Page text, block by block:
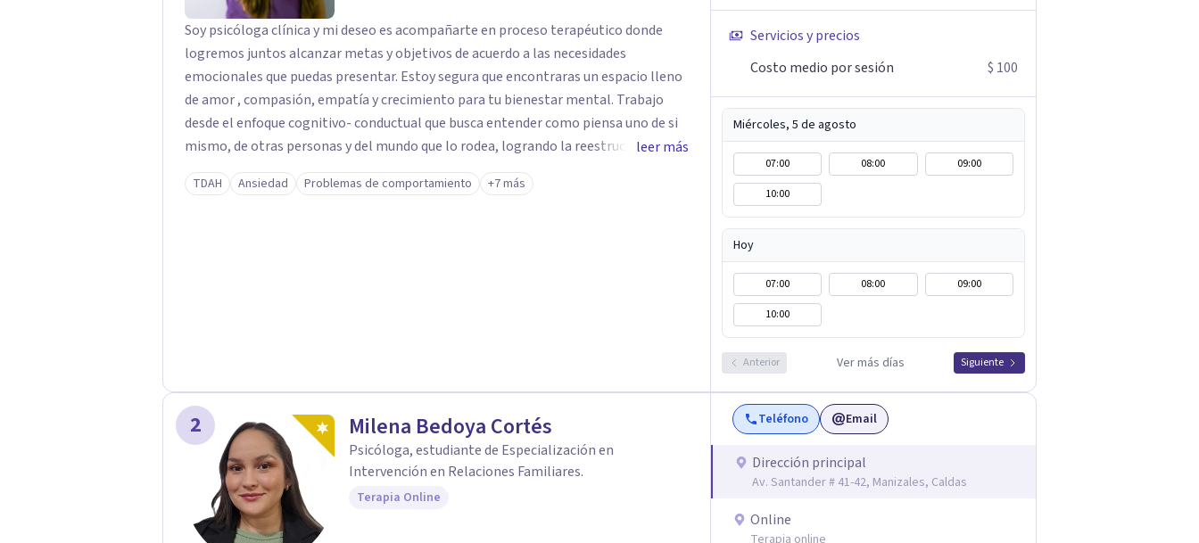
Soy psicóloga clínica y mi deseo es acompañarte en proceso terapéutico donde
logremos juntos alcanzar metas y objetivos de acuerdo a las necesidades
emocionales que puedas presentar. Estoy segura que encontraras un espacio lleno
de amor , compasión, empatía y crecimiento para tu bienestar mental. Trabajo
desde el enfoque cognitivo- conductual que busca entender como piensa uno de si
mismo, de otras personas y del mundo que lo rodea, logrando la reestructuración
de comportamientos y pensamientos desadaptativos que pueden generar
problemáticas en la vida cotidiana . Brindo atención para niños, adolescentes,
leer más
TDAH Ansiedad Problemas de comportamiento +7 más
Servicios y precios
Costo medio por sesión
$ 100
Miércoles, 5 de agosto
07:00 08:00
09:00
10:00
Hoy
07:00 08:00
09:00
10:00
Anterior Ver más días Siguiente
2 Milena Bedoya Cortés
Psicóloga, estudiante de Especialización en
Intervención en Relaciones Familiares.
Terapia Online
Teléfono Email
Dirección principal
Av. Santander # 41-42, Manizales, Caldas
Online
Terapia online